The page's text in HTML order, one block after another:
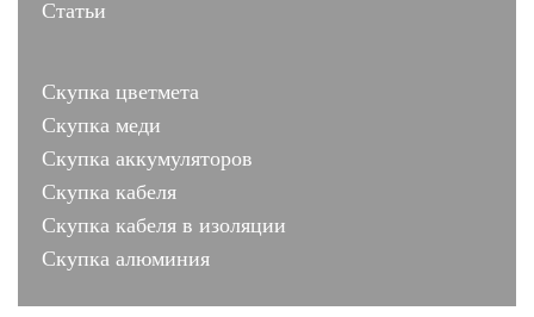
Статьи
Скупка цветмета
Скупка меди
Скупка аккумуляторов
Скупка кабеля
Скупка кабеля в изоляции
Скупка алюминия